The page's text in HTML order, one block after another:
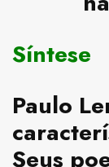
Síntese
Paulo
Seus